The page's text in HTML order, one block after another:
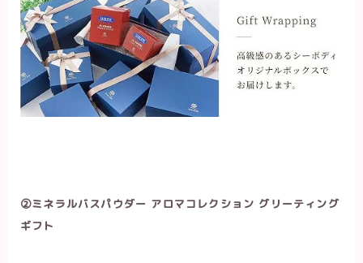
②ミネラルバスパウダー アロマコレクション グリーティング
ギフト